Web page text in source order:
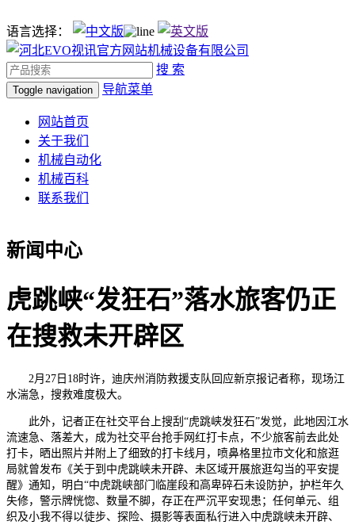
语言选择：
搜 索
Toggle navigation 导航菜单
网站首页
关于我们
机械自动化
机械百科
联系我们
新闻中心
虎跳峡“发狂石”落水旅客仍正
在搜救未开辟区
2月27日18时许，迪庆州消防救援支队回应新京报记者称，现场江
水湍急，搜救难度极大。
此外，记者正在社交平台上搜刮“虎跳峡发狂石”发觉，此地因江水
流速急、落差大，成为社交平台抢手网红打卡点，不少旅客前去此处
打卡，晒出照片并附上了细致的打卡线月，喷鼻格里拉市文化和旅逛
局就曾发布《关于到中虎跳峡未开辟、未区域开展旅逛勾当的平安提
醒》通知，明白“中虎跳峡部门临崖段和高卑碎石未设防护，护栏年久
失修，警示牌恍惚、数量不脚，存正在严沉平安现患；任何单元、组
织及小我不得以徒步、探险、摄影等表面私行进入中虎跳峡未开辟、